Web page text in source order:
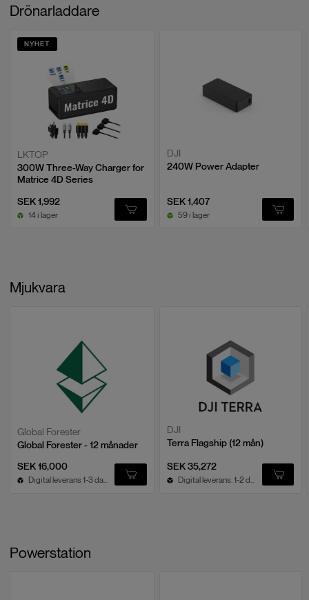
Drönarladdare
NYHET
LKTOP
300W Three-Way Charger for
Matrice 4D Series
SEK 1,992
14 i lager
DJI
240W Power Adapter
SEK 1,407
59 i lager
Mjukvara
Global Forester
Global Forester - 12 månader
SEK 16,000
Digital leverans 1-3 dagar
DJI
Terra Flagship (12 mån)
SEK 35,272
Digital leverans. 1-2 dagar.
Powerstation